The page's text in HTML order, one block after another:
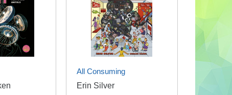
All Consuming
Erin Silver